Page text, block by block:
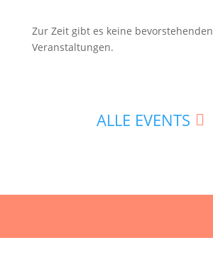
Zur Zeit gibt es keine bevorstehenden
Veranstaltungen.
ALLE EVENTS